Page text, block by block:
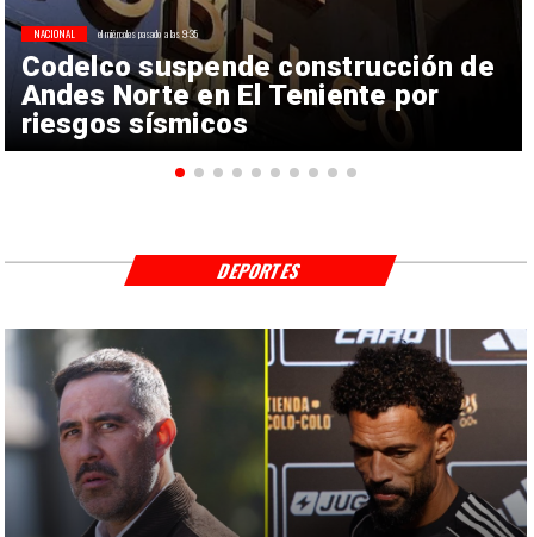
Codelco suspende construcción de
Andes Norte en El Teniente por
riesgos sísmicos
NACIONAL el miércoles pasado a las 9:35
DEPORTES